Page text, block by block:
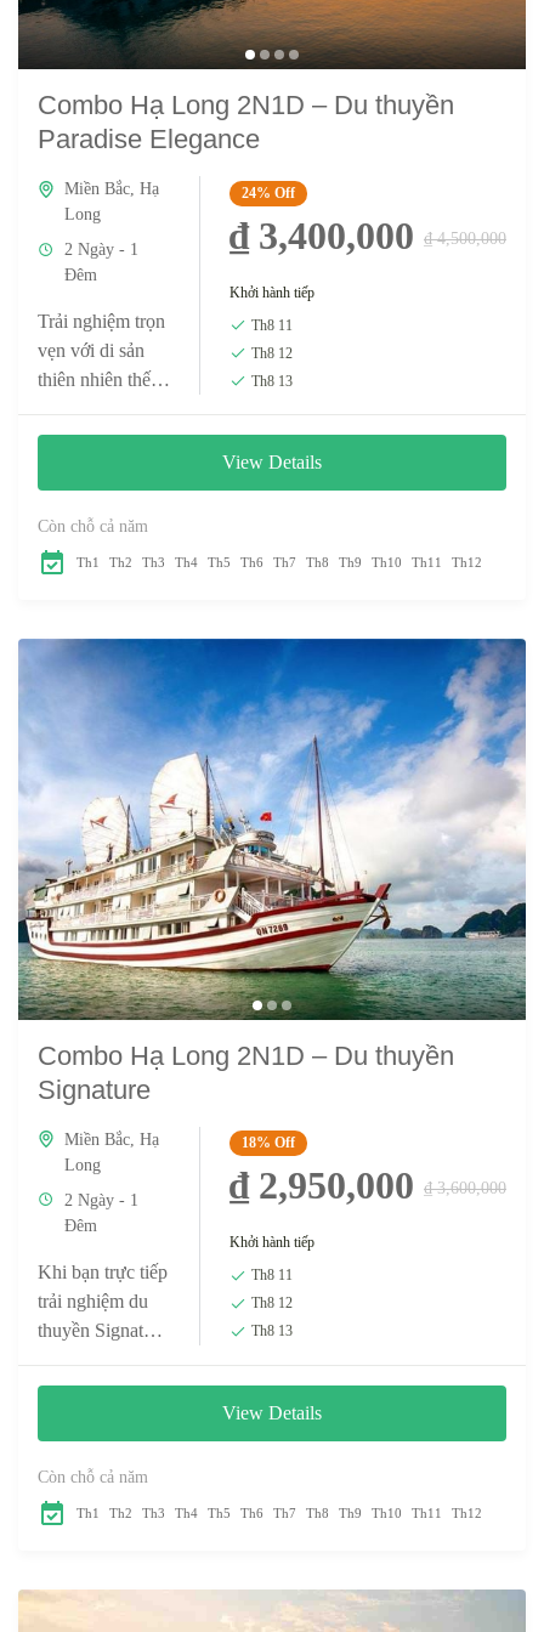
Combo Hạ Long 2N1D – Du thuyền
Paradise Elegance
Miền Bắc, Hạ
Long
2 Ngày - 1
Đêm
Trải nghiệm trọn
vẹn với di sản
thiên nhiên thế
Combo Hạ Long
thuyền Paradise
Elegance.
Pardadise
24% Off
₫ 3,400,000 ₫ 4,500,000
Khởi hành tiếp
Th8 11
Th8 12
Th8 13
View Details
Còn chỗ cả năm
Th1 Th2 Th3 Th4 Th5 Th6 Th7 Th8 Th9 Th10 Th11 Th12
Combo Hạ Long 2N1D – Du thuyền
Signature
Miền Bắc Hạ
Long
2 Ngày - 1
Đêm
Khi bạn trực tiếp
trải nghiệm du
thuyền Signature
những mảng
Vịnh Hạ Long,
bạn sẽ hiểu tại...
18% Off
₫ 2,950,000 ₫ 3,600,000
Khởi hành tiếp
Th8 11
Th8 12
Th8 13
View Details
Còn chỗ cả năm
Th1 Th2 Th3 Th4 Th5 Th6 Th7 Th8 Th9 Th10 Th11 Th12